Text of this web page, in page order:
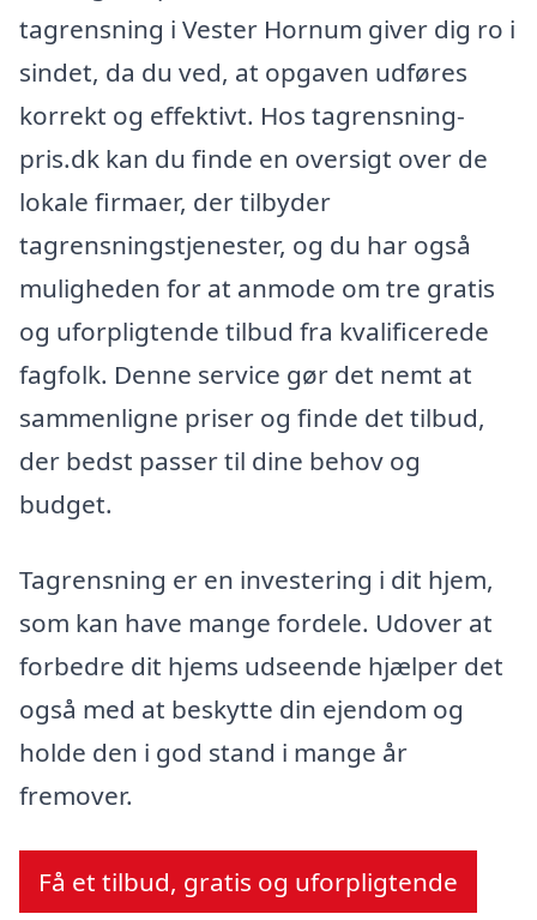
tagrensning i Vester Hornum giver dig ro i
sindet, da du ved, at opgaven udføres
korrekt og effektivt. Hos tagrensning-
pris.dk kan du finde en oversigt over de
lokale firmaer, der tilbyder
tagrensningstjenester, og du har også
muligheden for at anmode om tre gratis
og uforpligtende tilbud fra kvalificerede
fagfolk. Denne service gør det nemt at
sammenligne priser og finde det tilbud,
der bedst passer til dine behov og
budget.
Tagrensning er en investering i dit hjem,
som kan have mange fordele. Udover at
forbedre dit hjems udseende hjælper det
også med at beskytte din ejendom og
holde den i god stand i mange år
fremover.
Få et tilbud, gratis og uforpligtende